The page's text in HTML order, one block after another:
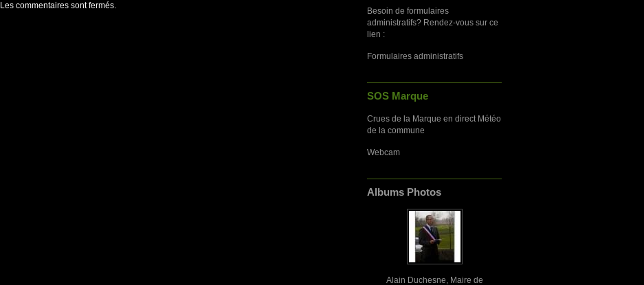
Besoin de formulaires
administratifs? Rendez-vous sur ce
lien :
Formulaires administratifs
SOS Marque
Crues de la Marque en direct Météo
de la commune
Webcam
Albums Photos
Alain Duchesne, Maire de
Les commentaires sont fermés.